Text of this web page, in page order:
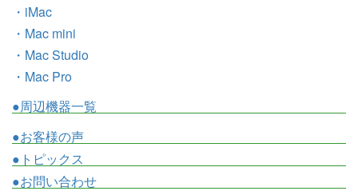
・iMac
・Mac mini
・Mac Studio
・Mac Pro
●周辺機器一覧
●お客様の声
●トピックス
●お問い合わせ